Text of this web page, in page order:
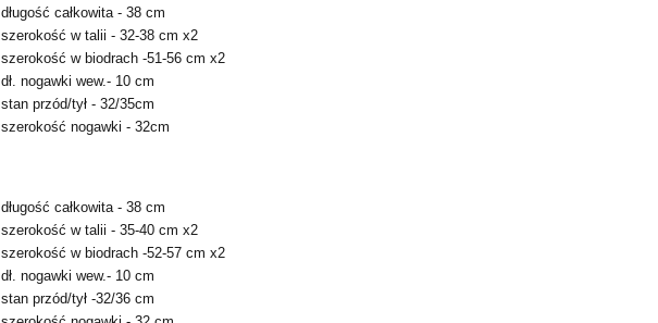
długość całkowita - 38 cm
szerokość w talii - 32-38 cm x2
szerokość w biodrach -51-56 cm x2
dł. nogawki wew.- 10 cm
stan przód/tył - 32/35cm
szerokość nogawki - 32cm
długość całkowita - 38 cm
szerokość w talii - 35-40 cm x2
szerokość w biodrach -52-57 cm x2
dł. nogawki wew.- 10 cm
stan przód/tył -32/36 cm